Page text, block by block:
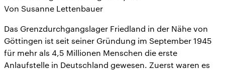
Von Susanne Lettenbauer
Das Grenzdurchgangslager Friedland in der Nähe von
Göttingen ist seit seiner Gründung im September 1945
für mehr als 4,5 Millionen Menschen die erste
Anlaufstelle in Deutschland gewesen. Zuerst waren es